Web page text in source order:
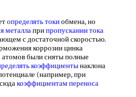
определять токиобмена, но
металлаприпропускании тока
с достаточной скоростью.
коррозии цинка
атомов были сняты полные
коэффициентынаклона
(например, при
коэффициентам переноса